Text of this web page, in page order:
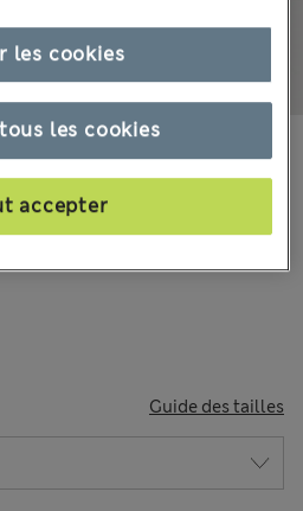
reçus
Guide des tailles
les cookies
accepter
les cookies